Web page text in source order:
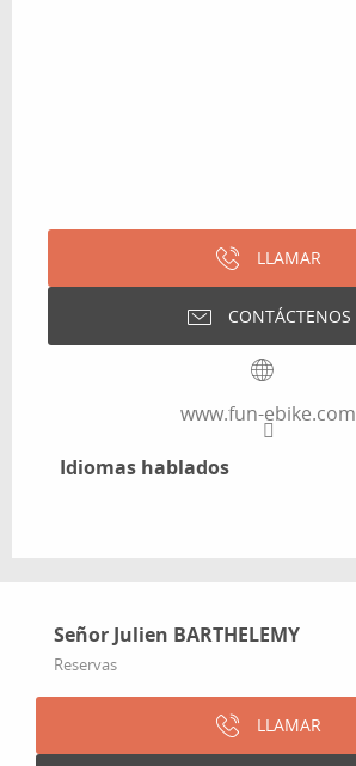
LLAMAR
CONTÁCTENOS
www.fun-ebike.com
Idiomas hablados
Idiomas hablados
Señor Julien BARTHELEMY
Reservas
LLAMAR